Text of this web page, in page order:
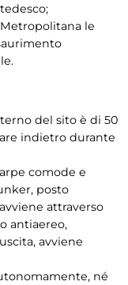
le
del sito è di 50
indietro durante
comode e
posto
attraverso
antiaereo,
avviene
né